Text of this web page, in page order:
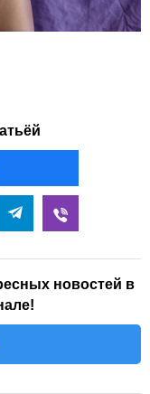
новостей в